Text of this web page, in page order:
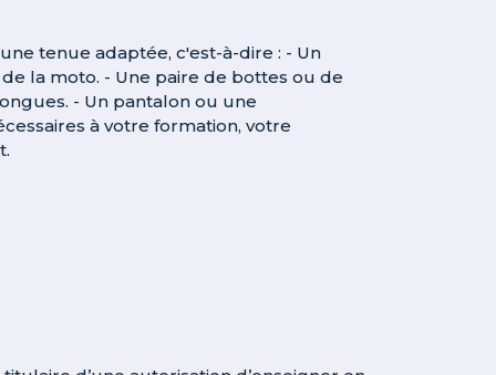
tenue adaptée, c'est-à-dire : - Un
la moto. - Une paire de bottes ou de
- Un pantalon ou une
à votre formation, votre